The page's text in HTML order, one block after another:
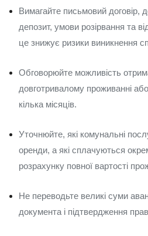
Вимагайте письмовий договір,
депозит, умови розірвання та
це знижує ризики виникнення
Обговорюйте можливість
довготривалому проживанні
кілька місяців.
Уточнюйте, які комунальні
оренди, а які сплачуються
розрахунку повної вартості
Не переводьте великі суми
документа і підтвердження